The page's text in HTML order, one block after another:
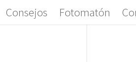
Consejos Fotomatón